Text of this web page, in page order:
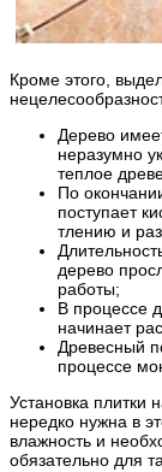
Кроме этого,
Дерево
неразумно
теплое
По
поступает
тлению и
дерево
работы;
В процессе
начинает
Древесный
процессе
Установка плитки
нередко нужна в
влажность и
обязательно для